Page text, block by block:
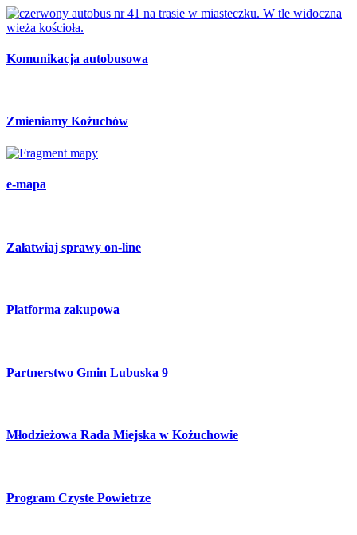
Komunikacja autobusowa
Zmieniamy Kożuchów
e-mapa
Załatwiaj sprawy on-line
Platforma zakupowa
Partnerstwo Gmin Lubuska 9
Młodzieżowa Rada Miejska w Kożuchowie
Program Czyste Powietrze